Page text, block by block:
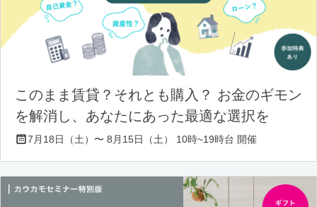
このまま賃貸？それとも購入？ お金のギモン
を解消し、あなたにあった最適な選択を
7月18日（土）〜 8月15日（土） 10時~19時台 開催